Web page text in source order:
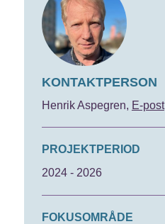
KONTAKTPERSON
Henrik Aspegren E-post
PROJEKTPERIOD
2024 - 2026
FOKUSOMRÅDE